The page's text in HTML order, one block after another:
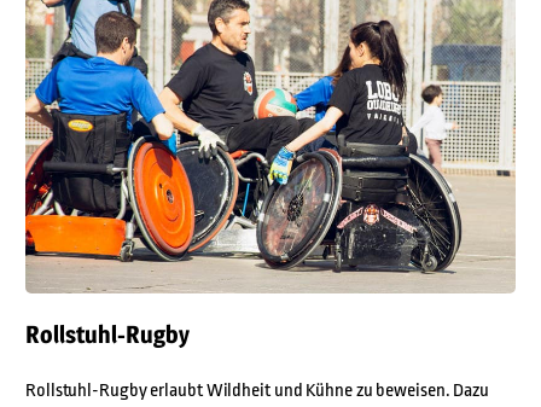
Rollstuhl-Rugby
Rollstuhl-Rugby erlaubt Wildheit und Kühne zu beweisen. Dazu